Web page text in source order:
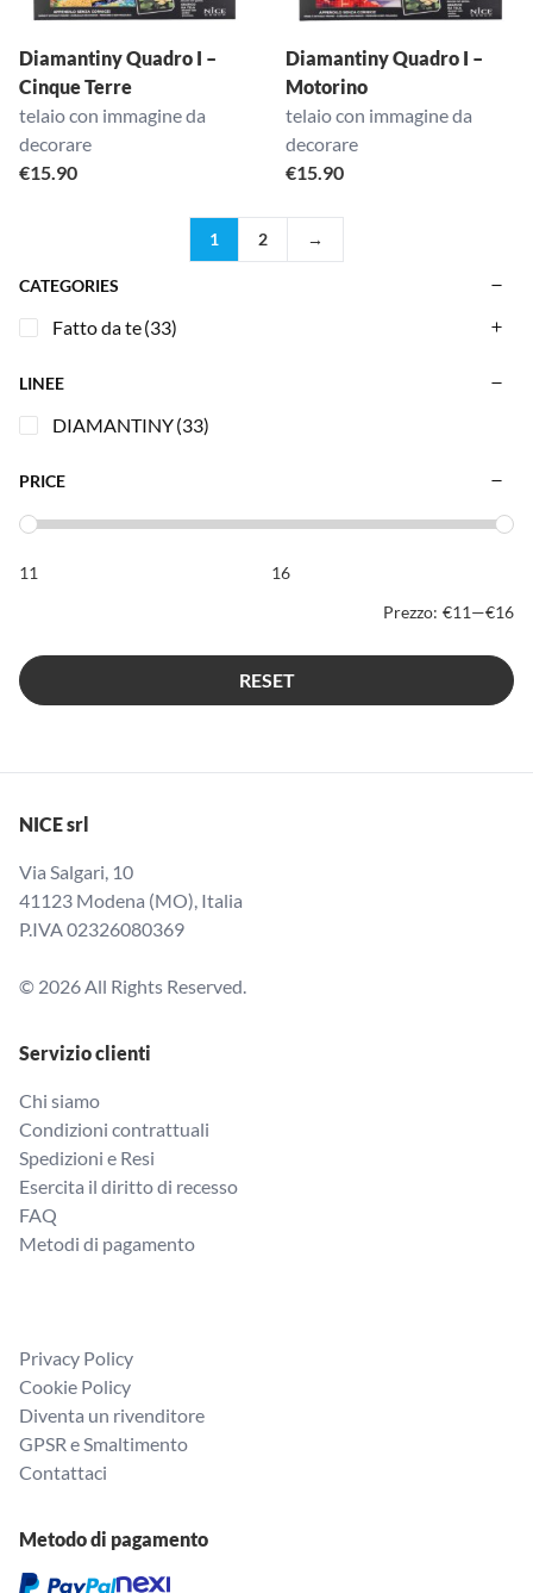
Diamantiny Quadro I –
Cinque Terre
telaio con immagine da
decorare
€15.90
Diamantiny Quadro I –
Motorino
telaio con immagine da
decorare
€15.90
1 2 →
CATEGORIES
Fatto da te(33)
LINEE
DIAMANTINY(33)
PRICE
Prezzo: €11—€16
RESET
NICE srl
Via Salgari, 10
41123 Modena (MO), Italia
P.IVA 02326080369
© 2026 All Rights Reserved.
Servizio clienti
Chi siamo
Condizioni contrattuali
Spedizioni e Resi
Esercita il diritto di recesso
FAQ
Metodi di pagamento
Privacy Policy
Cookie Policy
Diventa un rivenditore
GPSR e Smaltimento
Contattaci
Metodo di pagamento